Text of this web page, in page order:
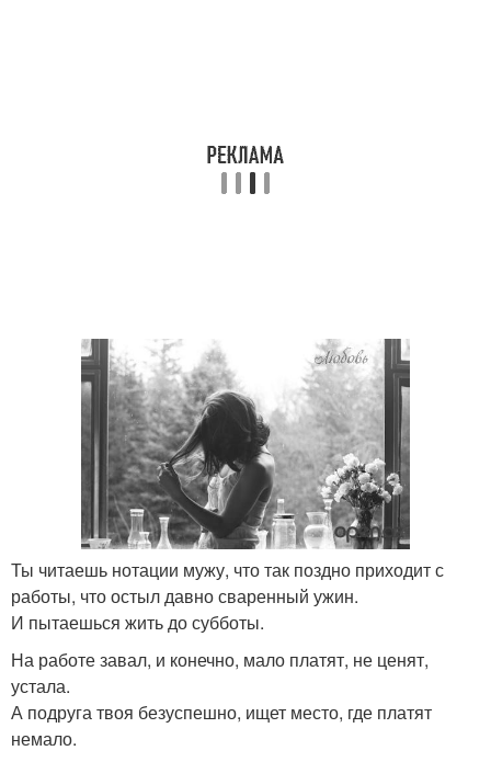
Ты читаешь нотации мужу, что так поздно приходит с
работы, что остыл давно сваренный ужин.
И пытаешься жить до субботы.
На работе завал, и конечно, мало платят, не ценят,
устала.
А подруга твоя безуспешно, ищет место, где платят
немало.